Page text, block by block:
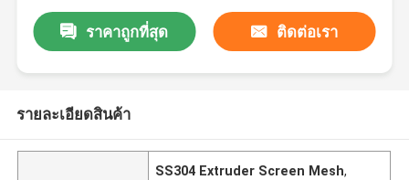
ราคาถูกที่สุด ติดต่อเรา
รายละเอียดสินค้า
SS304 Extruder Screen Mesh,